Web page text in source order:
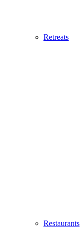
Retreats
Restaurants